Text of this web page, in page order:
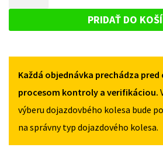
OD
125/80R18
AUDI
2016
125/80R18
5X112
PRIDAŤ DO
Každá objednávka prechádza
procesom kontroly a verifikáciou.
výberu dojazdovbého kolesa bude
na správny typ dojazdového kolesa.